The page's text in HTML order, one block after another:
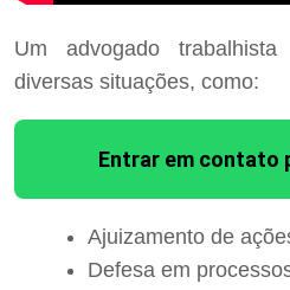
Um advogado
diversas situações, como:
Entrar em contato
Ajuizamento de
Defesa em